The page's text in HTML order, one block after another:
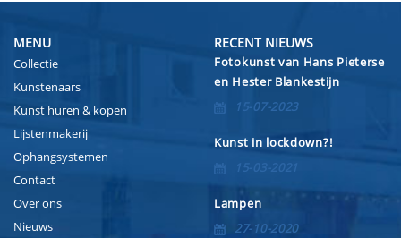
MENU
Collectie
Kunstenaars
Kunst huren & kopen
Lijstenmakerij
Ophangsystemen
Contact
Over ons
Nieuws
RECENT NIEUWS
Fotokunst van Hans Pieterse
en Hester Blankestijn
15-07-2023
Kunst in lockdown?!
15-03-2021
Lampen
27-10-2020